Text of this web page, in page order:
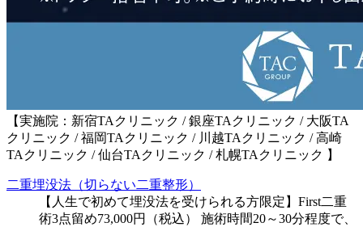
【実施院：新宿TAクリニック / 銀座TAクリニック / 大阪TA
クリニック / 福岡TAクリニック / 川越TAクリニック / 高崎
TAクリニック / 仙台TAクリニック / 札幌TAクリニック 】
二重埋没法（切らない二重整形）
【人生で初めて埋没法を受けられる方限定】First二重
術3点留め73,000円（税込） 施術時間20～30分程度で、